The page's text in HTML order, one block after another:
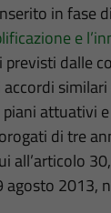
in fase
e
dalle
attuativi
di tre
all’articolo
agosto 2013,